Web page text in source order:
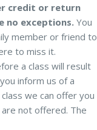
credit or return
no exceptions.You
member or friend to
to miss it.
a class will result
inform us of a
we can offer you
not offered. The